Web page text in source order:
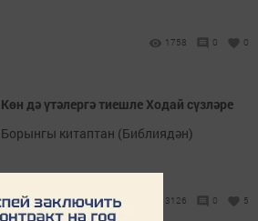
1758 0 0
Көн дә үтәлергә тиешле Ходай сүзләре
Борынгы китаптан (Библиядән)
3126 0 5